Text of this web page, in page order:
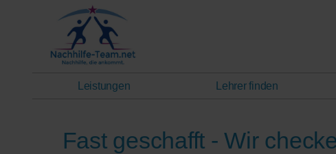
Leistungen Lehrer finden
Fast geschafft - Wir